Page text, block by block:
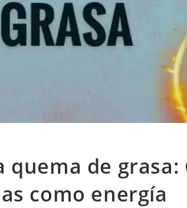
quema de
como energía